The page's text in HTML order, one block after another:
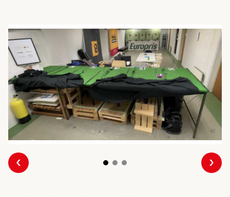
& ugress
og sylting
Forrige